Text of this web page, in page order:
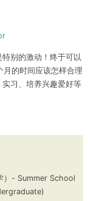
别的激动！终于可以
的时间应该怎样合理
习、培养兴趣爱好等